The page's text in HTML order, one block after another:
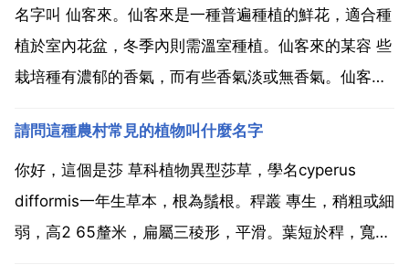
名字叫 仙客來。仙客來是一種普遍種植的鮮花，適合種
植於室內花盆，冬季內則需溫室種植。仙客來的某容 些
栽培種有濃郁的香氣，而有些香氣淡或無香氣。仙客來
的市花，它適宜於盆栽觀賞，可置於室內佈置，尤其適
宜在家庭中點綴於有陽光的幾架 書桌上。因其株型...
請問這種農村常見的植物叫什麼名字
你好，這個是莎 草科植物異型莎草，學名cyperus
difformis一年生草本，根為鬚根。稈叢 專生，稍粗或細
弱，高2 65釐米，扁屬三稜形，平滑。葉短於稈，寬2